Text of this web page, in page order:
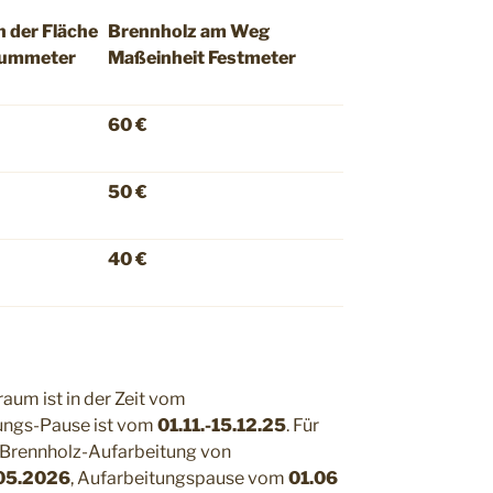
der Fläche Brennholz am Weg
Maßeinheit Festmeter
60 €
50 €
40 €
ist in der Zeit vom
Pause ist vom 01.11.-15.12.25. Für
Aufarbeitung von
, Aufarbeitungspause vom 01.06